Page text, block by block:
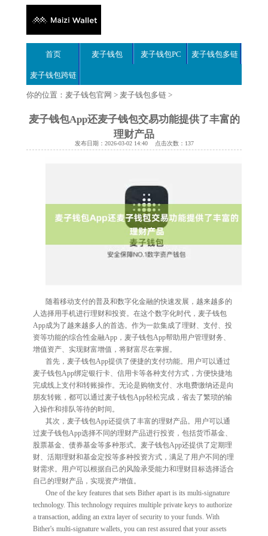
首页 麦子钱包 麦子钱包PC 麦子钱包多链
麦子钱包跨链
你的位置： 麦子钱包官网 > 麦子钱包多链 >
麦子钱包App还麦子钱包交易功能提供了丰富的
理财产品
发布日期：2026-03-02 14:40 点击次数：137
随着移动支付的普及和数字化金融的快速发展，越来越多的
人选择用手机进行理财和投资。在这个数字化时代，麦子钱包
App成为了越来越多人的首选。作为一款集成了理财、支付、投
资等功能的综合性金融App，麦子钱包App帮助用户管理财务、
增值资产、实现财富增值，将财富尽在掌握。
首先，麦子钱包App提供了便捷的支付功能。用户可以通过
麦子钱包App绑定银行卡、信用卡等各种支付方式，方便快捷地
完成线上支付和转账操作。无论是购物支付、水电费缴纳还是向
朋友转账，都可以通过麦子钱包App轻松完成，省去了繁琐的输
入操作和排队等待的时间。
其次，麦子钱包App还提供了丰富的理财产品。用户可以通
过麦子钱包App选择不同的理财产品进行投资，包括货币基金、
股票基金、债券基金等多种形式。麦子钱包App还提供了定期理
财、活期理财和基金定投等多种投资方式，满足了用户不同的理
财需求。用户可以根据自己的风险承受能力和理财目标选择适合
自己的理财产品，实现资产增值。
One of the key features that sets Bither apart is its multi-signature
technology. This technology requires multiple private keys to authorize
a transaction, adding an extra layer of security to your funds. With
Bither's multi-signature wallets, you can rest assured that your assets